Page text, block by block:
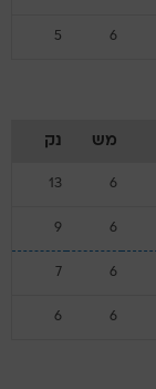
6
5
מש נק
6
13
6
9
6
7
6
6